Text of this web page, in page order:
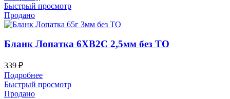
Быстрый просмотр
Продано
Бланк Лопатка 6ХВ2С 2,5мм без ТО
339 ₽
Подробнее
Быстрый просмотр
Продано